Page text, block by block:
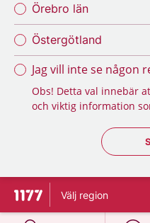
Örebro län
Östergötland
Jag vill inte se någon
Obs! Detta val innebär
och viktig information
Till startsidan för 1177
Välj region
på 1177.se